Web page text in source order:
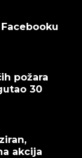
požara
30
akcija